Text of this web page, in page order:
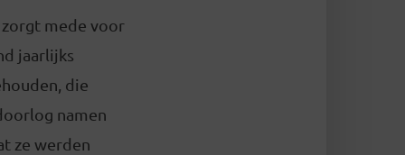
zorgt mede voor
jaarlijks
die
namen
ze werden